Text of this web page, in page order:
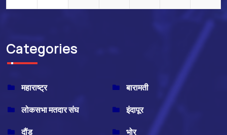
Categories
महाराष्ट्र
बारामती
लोकसभा मतदार संघ
इंदापूर
दौंड
भोर